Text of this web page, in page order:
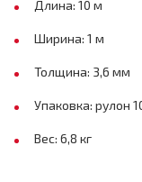
Длина: 10 м
Ширина: 1 м
Толщина: 3,6 мм
Упаковка: рулон
Вес: 6,8 кг